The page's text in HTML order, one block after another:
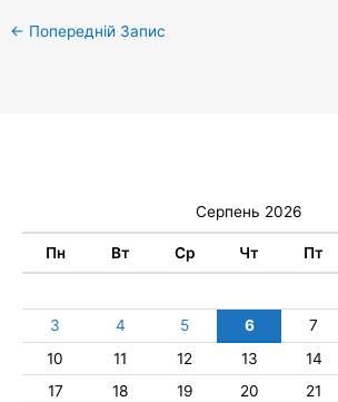
← Попередній Запис
Серпень 2026
Пн Вт Ср Чт Пт
3
4 5 6 7
10
11 12 13 14
17
18 19 20 21